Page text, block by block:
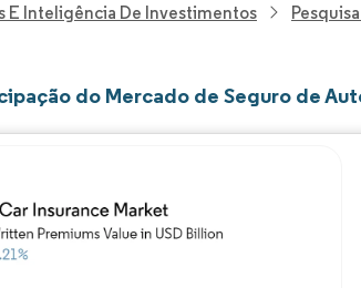
E Inteligência De Investimentos
do Mercado de Seguro de